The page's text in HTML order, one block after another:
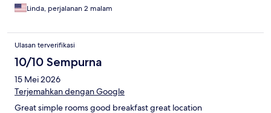
Linda, perjalanan 2 malam
Ulasan terverifikasi
10/10 Sempurna
15 Mei 2026
Terjemahkan dengan Google
Great simple rooms good breakfast great location